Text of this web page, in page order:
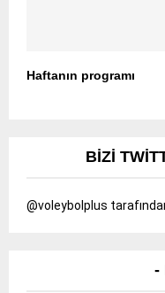
Haftanın programı
BIZI
@voleybolplus
-